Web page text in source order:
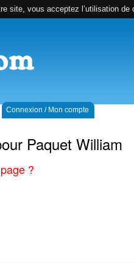
site, vous acceptez l’utilisation
Connexion / Mon compte
Paquet William
?